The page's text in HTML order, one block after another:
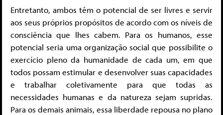
Entretanto, ambos têm o potencial de ser livres e servir
aos seus próprios propósitos de acordo com os níveis de
consciência que lhes cabem. Para os humanos, esse
potencial seria uma organização social que possibilite o
exercício pleno da humanidade de cada um, em que
todos possam estimular e desenvolver suas capacidades
e trabalhar coletivamente para que todas as
necessidades humanas e da natureza sejam supridas.
Para os demais animais, essa liberdade repousa no plano